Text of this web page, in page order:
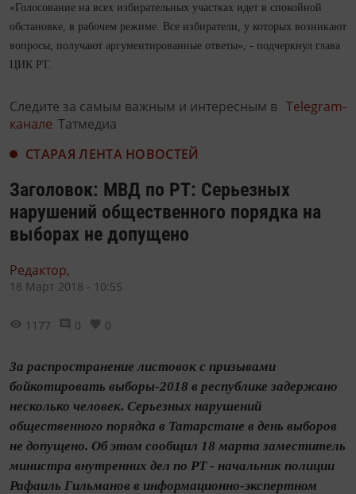
«Голосование на всех избирательных участках идет в спокойной
обстановке, в рабочем режиме. Все избиратели, у которых возникают
вопросы, получают аргументированные ответы», - подчеркнул глава
ЦИК РТ.
Следите за самым важным и интересным в Telegram-
канале Татмедиа
СТАРАЯ ЛЕНТА НОВОСТЕЙ
Заголовок: МВД по РТ: Серьезных
нарушений общественного порядка на
выборах не допущено
Редактор,
18 Март 2018 - 10:55
1177 0 0
За распространение листовок с призывами
бойкотировать выборы-2018 в республике задержано
несколько человек. Серьезных нарушений
общественного порядка в Татарстане в день выборов
не допущено. Об этом сообщил 18 марта заместитель
министра внутренних дел по РТ - начальник полиции
Рафаиль Гильманов в информационно-экспертном